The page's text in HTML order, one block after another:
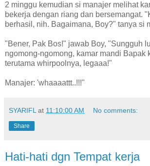
2 minggu kemudian si manajer melihat
bekerja dengan riang dan bersemangat.
berhasil, nih. Bagaimana, Boy?" tanya si
"Bener, Pak Bos!" jawab Boy, "Sungguh
ngomong-ngomong, kamar mandi Bapak
terutama whirpoolnya, legaaa!"
Manajer: 'whaaaattt..!!!"
SYARIFL at 11:10:00 AM No comments:
Share
Hati-hati dgn Tempat kerja